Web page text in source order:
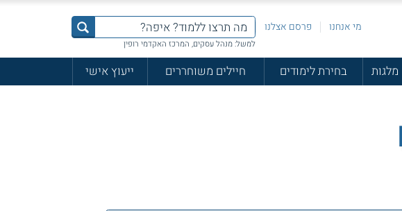
מי אנחנו פרסם אצלנו
למשל: מנהל עסקים, המרכז האקדמי רופין
מלגות בחירת לימודים חיילים משוחררים
ייעוץ אישי